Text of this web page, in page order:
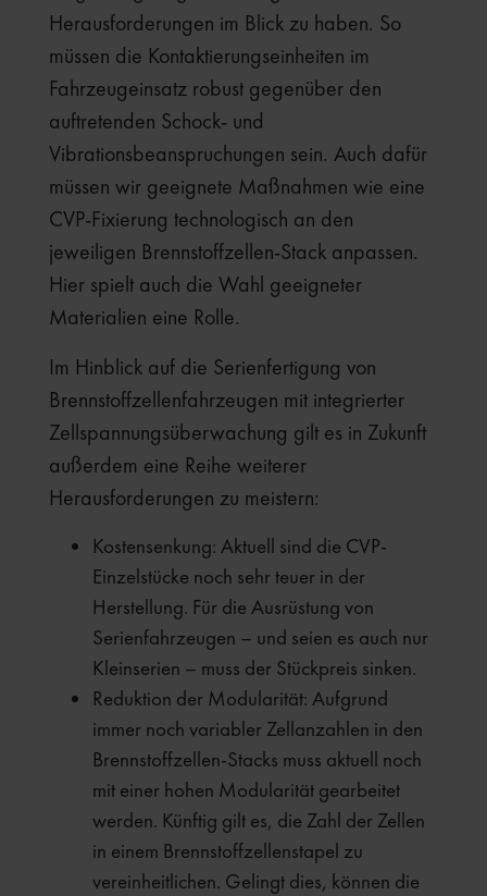
Herausforderungen im Blick zu haben. So
müssen die Kontaktierungseinheiten im
Fahrzeugeinsatz robust gegenüber den
auftretenden Schock- und
Vibrationsbeanspruchungen sein. Auch dafür
müssen wir geeignete Maßnahmen wie eine
CVP-Fixierung technologisch an den
jeweiligen Brennstoffzellen-Stack anpassen.
Hier spielt auch die Wahl geeigneter
Materialien eine Rolle.
Im Hinblick auf die Serienfertigung von
Brennstoffzellenfahrzeugen mit integrierter
Zellspannungsüberwachung gilt es in Zukunft
außerdem eine Reihe weiterer
Herausforderungen zu meistern:
Kostensenkung: Aktuell sind die CVP-
Einzelstücke noch sehr teuer in der
Herstellung. Für die Ausrüstung von
Serienfahrzeugen – und seien es auch nur
Kleinserien – muss der Stückpreis sinken.
Reduktion der Modularität: Aufgrund
immer noch variabler Zellanzahlen in den
Brennstoffzellen-Stacks muss aktuell noch
mit einer hohen Modularität gearbeitet
werden. Künftig gilt es, die Zahl der Zellen
in einem Brennstoffzellenstapel zu
vereinheitlichen. Gelingt dies, können die